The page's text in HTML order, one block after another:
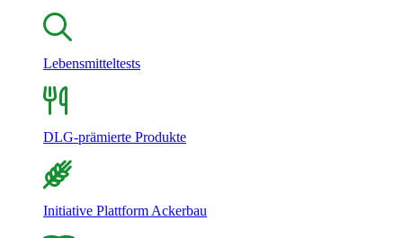
Lebensmitteltests
DLG-prämierte Produkte
Initiative Plattform Ackerbau